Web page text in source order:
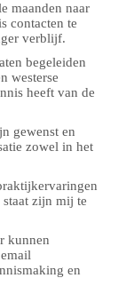
maanden naar
contacten te
verblijf.
begeleiden
westerse
heeft van de
gewenst en
zowel in het
zijn mij te
kunnen
en